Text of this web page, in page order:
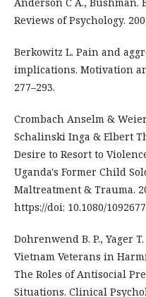
Reviews of Psychology.
Berkowitz L. Pain and
implications. Motivation
277–293.
Crombach Anselm &
Schalinski Inga & Elbert
Desire to Resort to
Uganda's Former Child
Maltreatment & Trauma.
https://doi: 10.1080/
Dohrenwend B. P., Yager
Vietnam Veterans in
The Roles of Antisocial
Situations. Clinical